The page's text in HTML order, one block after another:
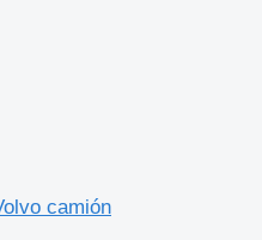
camión